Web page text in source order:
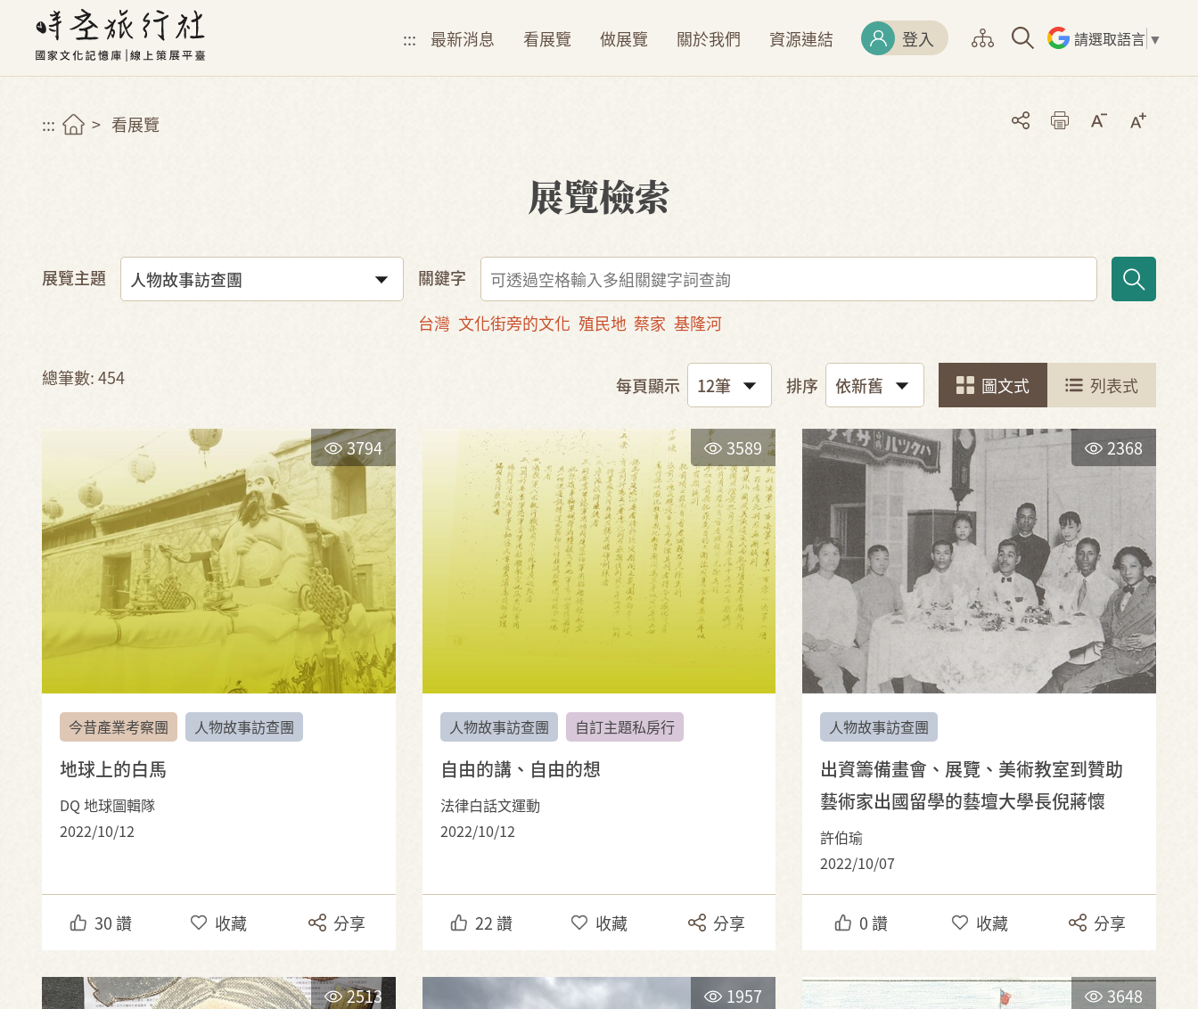
::: 最新消息 看展覽 做展覽 關於我們 資源連結 登入 請選取語言 ▼
::: 看展覽
展覽檢索
展覽主題
關鍵字
台灣 文化街旁的文化 殖民地 蔡家 基隆河
總筆數: 454 每頁顯示 排序 圖文式 列表式
3794
今昔產業考察團 人物故事訪查團
地球上的白馬
DQ 地球圖輯隊
2022/10/12
30讚 收藏 分享
3589
人物故事訪查團 自訂主題私房行
自由的講、自由的想
法律白話文運動
2022/10/12
22讚 收藏 分享
2368
人物故事訪查團
出資籌備畫會、展覽、美術教室到贊助
藝術家出國留學的藝壇大學長倪蔣懷
許伯瑜
2022/10/07
0讚 收藏 分享
2513 1957 3648